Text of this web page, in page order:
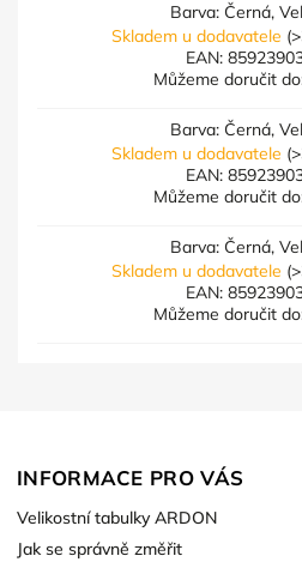
Barva: Černá,
Skladem u dodavatele
EAN:
Můžeme doručit
Barva: Černá,
Skladem u dodavatele
EAN:
Můžeme doručit
Barva: Černá,
Skladem u dodavatele
EAN:
Můžeme doručit
INFORMACE PRO VÁS
Velikostní tabulky ARDON
Jak se správně změřit